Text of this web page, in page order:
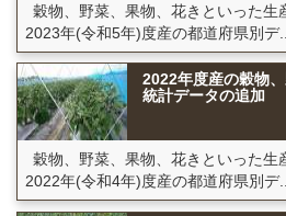
穀物、野菜、果物、花きといった生
2023年(令和5年)度産の都道府県別デ...
2022年度産の穀物
統計データの追加
穀物、野菜、果物、花きといった生
2022年(令和4年)度産の都道府県別デ